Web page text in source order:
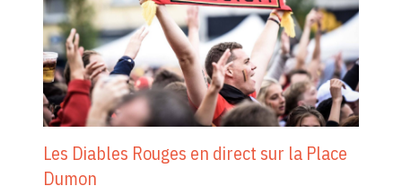
Les Diables Rouges en direct sur la Place
Dumon